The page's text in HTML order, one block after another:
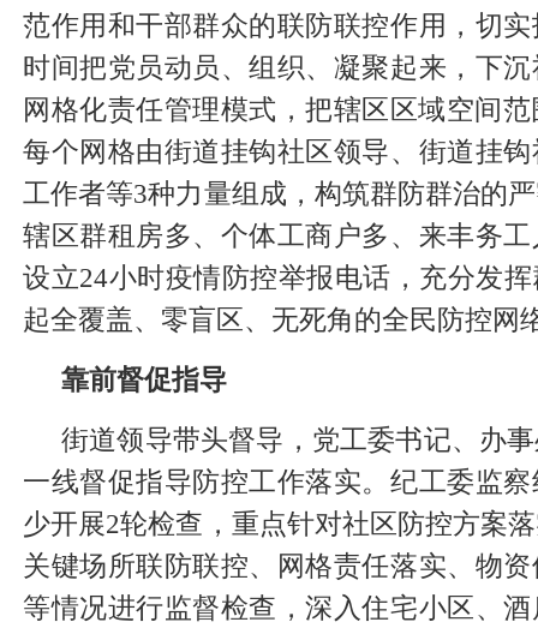
范作用和干部群众的联防联控作用，切
时间把党员动员、组织、凝聚起来，下
网格化责任管理模式，把辖区区域空间
每个网格由街道挂钩社区领导、街道挂
工作者等3种力量组成，构筑群防群治的
辖区群租房多、个体工商户多、来丰务
设立24小时疫情防控举报电话，充分发
起全覆盖、零盲区、无死角的全民防控网
靠前督促指导
街道领导带头督导，党工委书记、办
一线督促指导防控工作落实。纪工委监
少开展2轮检查，重点针对社区防控方案
关键场所联防联控、网格责任落实、物
等情况进行监督检查，深入住宅小区、